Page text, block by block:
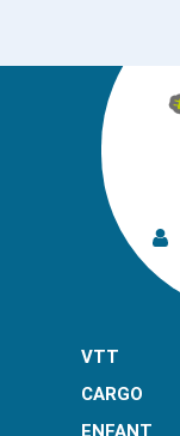
VTT
CARGO